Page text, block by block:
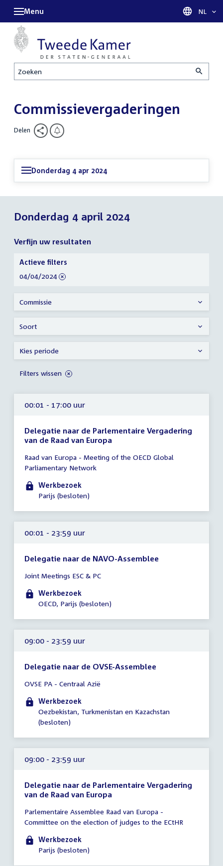
Zoeken
Menu Taal
NL
Commissievergaderingen
Delen
Donderdag 4 apr 2024
Donderdag 4 april 2024
Verfijn uw resultaten
00:01 - 17:00 uur
Delegatie naar de Parlementaire Vergadering
van de Raad van Europa
vergadering
00:01
17:00
Raad van Europa - Meeting of the OECD Global
Parliamentary Network
Werkbezoek
Parijs (besloten)
00:01 - 23:59 uur
Delegatie naar de NAVO-Assemblee
vergadering
00:01
-
uur
Joint Meetings ESC & PC
Werkbezoek
OECD, Parijs (besloten)
09:00 - 23:59 uur
Delegatie naar de OVSE-Assemblee
vergadering
09:00
-
23:59
OVSE PA - Centraal Azië
Werkbezoek
Oezbekistan, Turkmenistan en Kazachstan
(besloten)
09:00 - 23:59 uur
Delegatie naar de Parlementaire Vergadering
van de Raad van Europa
vergadering
09:00
23:59
Parlementaire Assemblee Raad van Europa -
Committee on the election of judges to the ECtHR
Werkbezoek
Parijs (besloten)
Verfijn
uw
resultaten
Actieve filters
verwijder
04/04/2024
Commissie
Soort
Kies periode
Filters wissen